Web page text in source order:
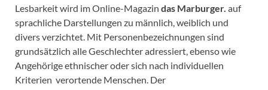
Lesbarkeit wird im Online-Magazin das Marburger. auf
sprachliche Darstellungen zu männlich, weiblich und
divers verzichtet. Mit Personenbezeichnungen sind
grundsätzlich alle Geschlechter adressiert, ebenso wie
Angehörige ethnischer oder sich nach individuellen
Kriterien verortende Menschen. Der